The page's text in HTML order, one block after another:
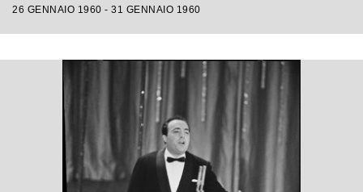
26 GENNAIO 1960 - 31 GENNAIO 1960